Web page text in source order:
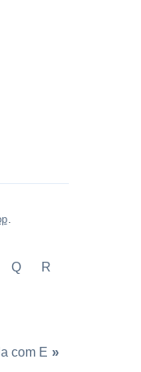
.
Q R
com E »